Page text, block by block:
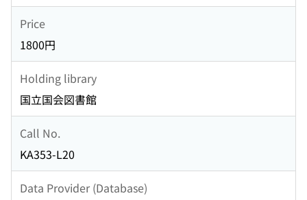
Price
1800円
Holding library
国立国会図書館
Call No.
KA353-L20
Data Provider (Database)